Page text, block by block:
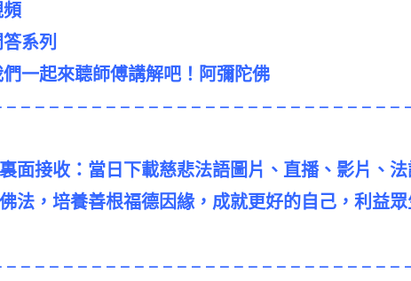
頻
系列
們一起來聼師傅講解吧！阿彌陀佛
– – – – – – – – – – – – – – – – – – – – – – – – – – – –
面接收：當日下載慈悲法語圖片、直播、影片、
法，培養善根福德因緣，成就更好的自己，利益
– – – – – – – – – – – – – – – – – – – – – – – – – – – –